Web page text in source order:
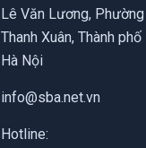
Lê Văn Lương, Phường
Thanh Xuân, Thành phố
Hà Nội
info@sba.net.vn
Hotline: